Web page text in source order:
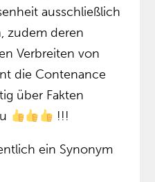
ausschließlich
zudem deren
Verbreiten von
die Contenance
über Fakten
!!!
ein Synonym